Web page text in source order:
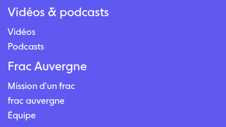
Vidéos & podcasts
Vidéos
Podcasts
Frac Auvergne
Mission d'un frac
frac auvergne
Équipe